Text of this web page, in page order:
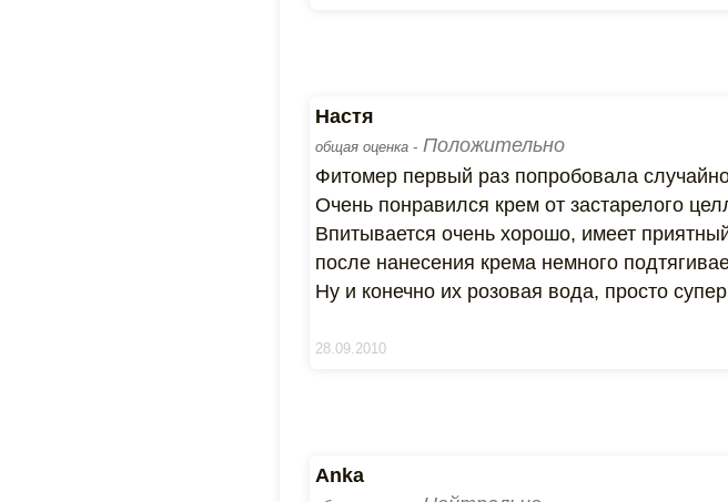
Настя
общая оценка - Положительно
Фитомер первый раз попробовала
Очень понравился крем от застарелого
Впитывается очень хорошо, имеет
после нанесения крема немного
Ну и конечно их розовая вода, просто
28.09.2010
Anka